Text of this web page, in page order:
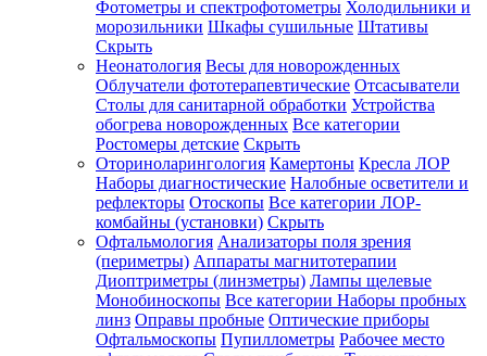
Фотометры и спектрофотометры Холодильники и
морозильники Шкафы сушильные Штативы
Скрыть
Неонатология Весы для новорожденных
Облучатели фототерапевтические Отсасыватели
Столы для санитарной обработки Устройства
обогрева новорожденных Все категории
Ростомеры детские Скрыть
Оториноларингология Камертоны Кресла ЛОР
Наборы диагностические Налобные осветители и
рефлекторы Отоскопы Все категории ЛОР-
комбайны (установки) Скрыть
Офтальмология Анализаторы поля зрения
(периметры) Аппараты магнитотерапии
Диоптриметры (линзметры) Лампы щелевые
Монобиноскопы Все категории Наборы пробных
линз Оправы пробные Оптические приборы
Офтальмоскопы Пупиллометры Рабочее место